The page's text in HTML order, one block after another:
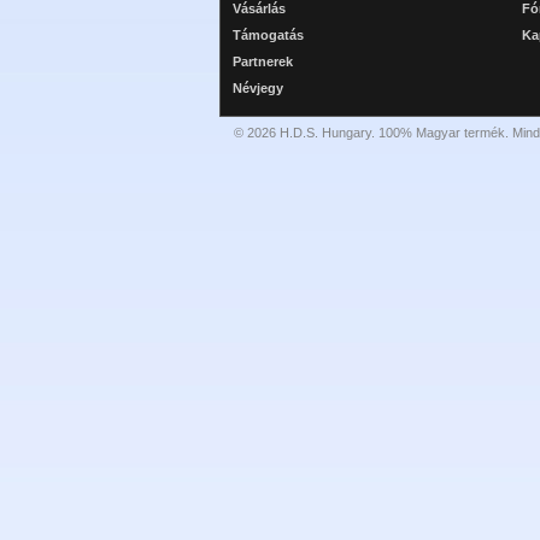
Vásárlás
Támogatás
Partnerek
Névjegy
© 2026 H.D.S. Hungary. 100% Magyar termék.